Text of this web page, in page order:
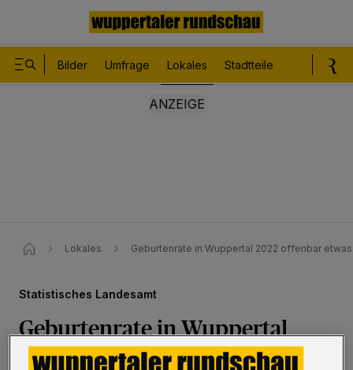
Bilder Umfrage Lokales Stadtteile
Lokales Geburtenrate in Wuppertal 2022 offenbar
Statistisches Landesamt
Geburtenrate in Wuppertal
2022 offenbar etwas niedriger